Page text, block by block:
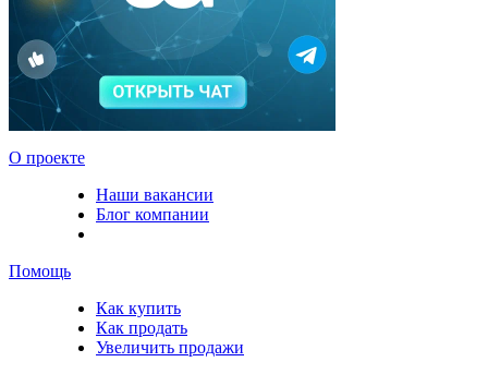
О проекте
Наши вакансии
Блог компании
Помощь
Как купить
Как продать
Увеличить продажи